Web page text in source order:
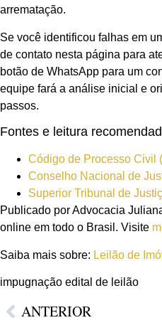
arrematação.
Se você identificou falhas em
de contato nesta página para
botão de WhatsApp para um
equipe fará a análise inicial e
passos.
Fontes e leitura
Código de Processo Civil
Conselho Nacional de
Superior Tribunal de
Publicado por Advocacia
online em todo o Brasil. Visite
Saiba mais sobre: Leilão de
impugnação edital de leilão
ANTERIOR